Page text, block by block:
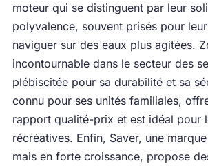
moteur qui se distinguent par leur
polyvalence, souvent prisés pour
naviguer sur des eaux plus agitées.
incontournable dans le secteur des
plébiscitée pour sa durabilité et sa
connu pour ses unités familiales,
rapport qualité-prix et est idéal pour
récréatives. Enfin, Saver, une
mais en forte croissance, propose